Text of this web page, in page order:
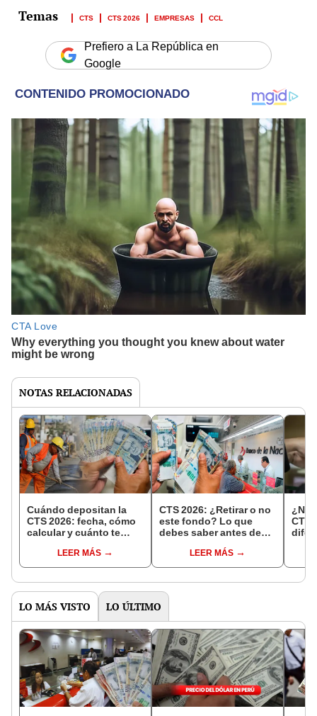
CTS CTS 2026 EMPRESAS CCL
Prefiero a La República en
Google
NOTAS RELACIONADAS
Cuándo depositan la
CTS 2026: fecha, cómo
calcular y cuánto te
LEER MÁS
CTS 2026: ¿Retirar o no
este fondo? Lo que
debes saber antes de
disponible hasta
diciembre
LEER MÁS
¿No
el
LO MÁS VISTO LO ÚLTIMO